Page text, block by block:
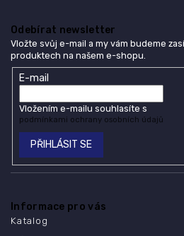
Odebírat newsletter
Vložte svůj e-mail a my vám budeme
produktech na našem e-shopu.
E-mail
Vložením e-mailu souhlasíte s
podmínkami ochrany osobních údajů
PŘIHLÁSIT SE
Informace pro vás
Katalog